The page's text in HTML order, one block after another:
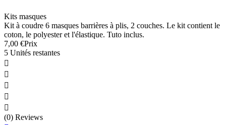
Kits masques
Kit à coudre 6 masques barrières à plis, 2 couches. Le kit contient le
coton, le polyester et l'élastique. Tuto inclus.
7,00 €Prix
5 Unités restantes





(0) Reviews